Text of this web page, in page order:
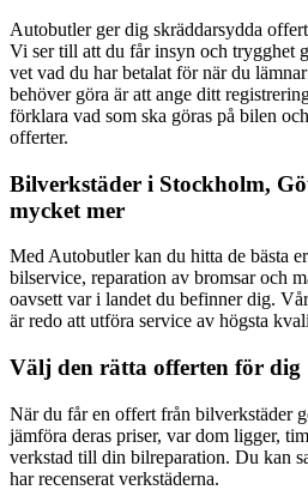
Autobutler ger dig skräddarsydda
Vi ser till att du får insyn och trygghet
vet vad du har betalat för när du
behöver göra är att ange ditt
förklara vad som ska göras på bilen
offerter.
Bilverkstäder i Stockholm,
mycket mer
Med Autobutler kan du hitta de bästa
bilservice, reparation av bromsar och
oavsett var i landet du befinner dig.
är redo att utföra service av högsta
Välj den rätta offerten för dig
När du får en offert från bilverkstäder
jämföra deras priser, var dom ligger,
verkstad till din bilreparation. Du kan
har recenserat verkstäderna.